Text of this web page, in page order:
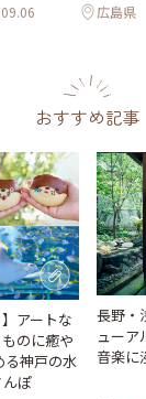
広島県
おすすめ記事
アートな
のに癒や
神戸の水
ぽ
長野・
ューア
音楽に